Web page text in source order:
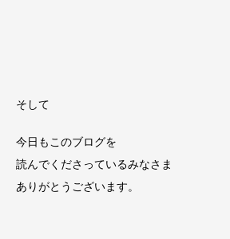
そして
今日もこのブログを
読んでくださっているみなさま
ありがとうございます。